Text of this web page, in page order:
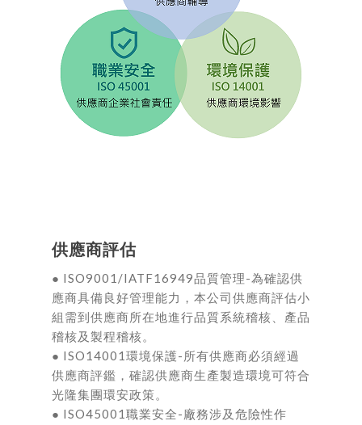
供應商評估
● ISO9001/IATF16949品質管理-為確認供
應商具備良好管理能力，本公司供應商評估小
組需到供應商所在地進行品質系統稽核、產品
稽核及製程稽核。
● ISO14001環境保護-所有供應商必須經過
供應商評鑑，確認供應商生產製造環境可符合
光隆集團環安政策。
● ISO45001職業安全-廠務涉及危險性作